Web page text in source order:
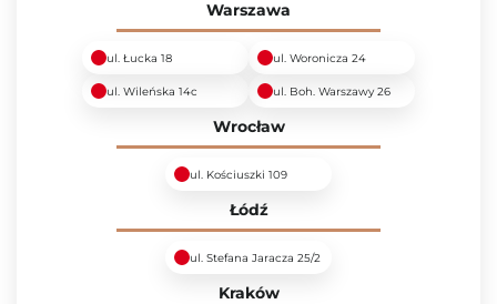
Warszawa
ul. Łucka 18 ul. Woronicza 24
ul. Wileńska 14c ul. Boh. Warszawy 26
Wrocław
ul. Kościuszki 109
Łódź
ul. Stefana Jaracza 25/2
Kraków